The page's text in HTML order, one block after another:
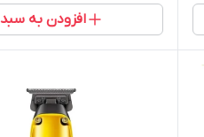
افزودن به سبد